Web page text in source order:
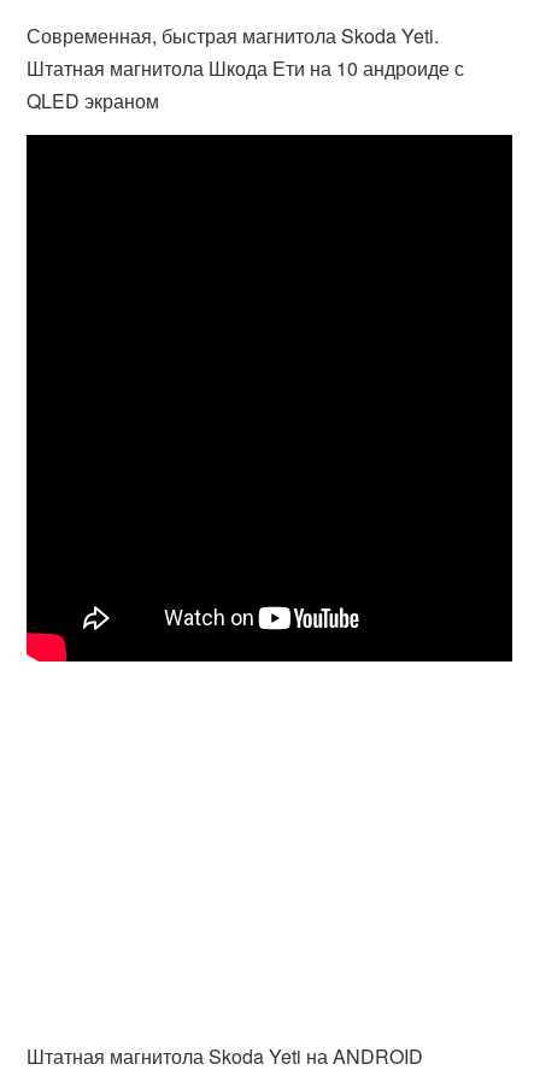
Современная, быстрая магнитола Skoda Yeti.
Штатная магнитола Шкода Ети на 10 андроиде с
QLED экраном
Штатная магнитола Skoda Yeti на ANDROID